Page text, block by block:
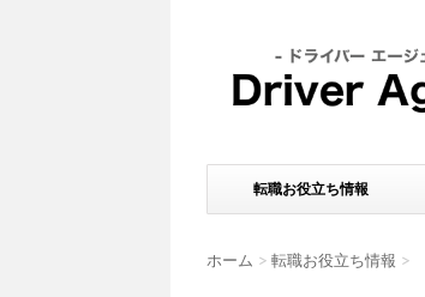
転職お役立ち情報
ホーム > 転職お役立ち情報 >